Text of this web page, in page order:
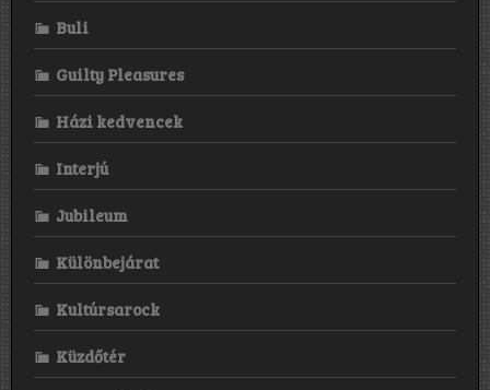
Buli
Guilty Pleasures
Házi kedvencek
Interjú
Jubileum
Különbejárat
Kultúrsarock
Küzdőtér